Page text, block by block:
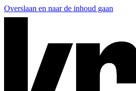
Overslaan en naar de inhoud gaan